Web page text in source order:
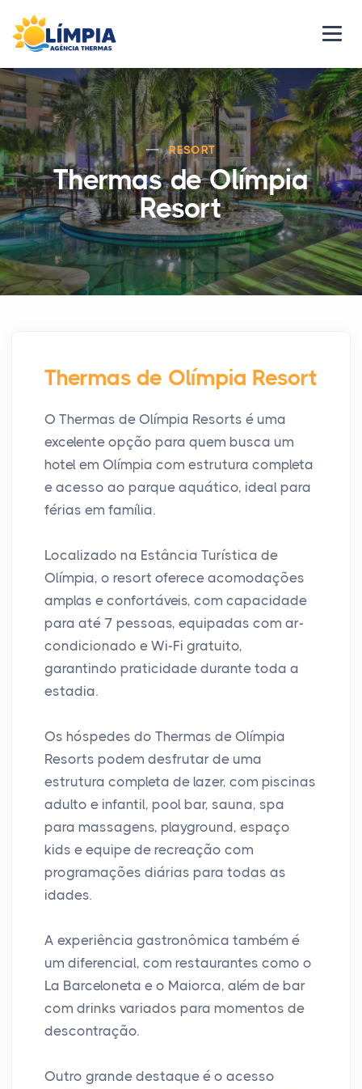
RESORT
Thermas de Olímpia
Resort
Thermas de Olímpia Resort
O Thermas de Olímpia Resorts é uma
excelente opção para quem busca um
hotel em Olímpia com estrutura completa
e acesso ao parque aquático, ideal para
férias em família.
Localizado na Estância Turística de
Olímpia, o resort oferece acomodações
amplas e confortáveis, com capacidade
para até 7 pessoas, equipadas com ar-
condicionado e Wi-Fi gratuito,
garantindo praticidade durante toda a
estadia.
Os hóspedes do Thermas de Olímpia
Resorts podem desfrutar de uma
estrutura completa de lazer, com piscinas
adulto e infantil, pool bar, sauna, spa
para massagens, playground, espaço
kids e equipe de recreação com
programações diárias para todas as
idades.
A experiência gastronômica também é
um diferencial, com restaurantes como o
La Barceloneta e o Maiorca, além de bar
com drinks variados para momentos de
descontração.
Outro grande destaque é o acesso